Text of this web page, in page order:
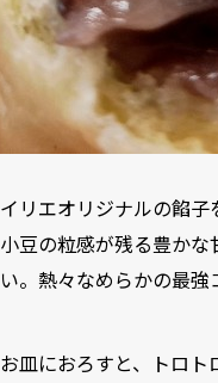
イリエオリジナルの餡子
小豆の粒感が残る豊か
い。熱々なめらかの最強
お皿におろすと、トロ